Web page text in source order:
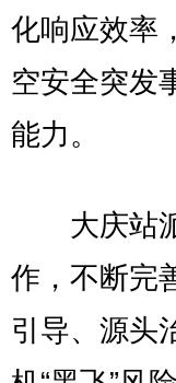
化响应效率
空安全突发
能力。
大庆站派
作，不断完
引导、源头